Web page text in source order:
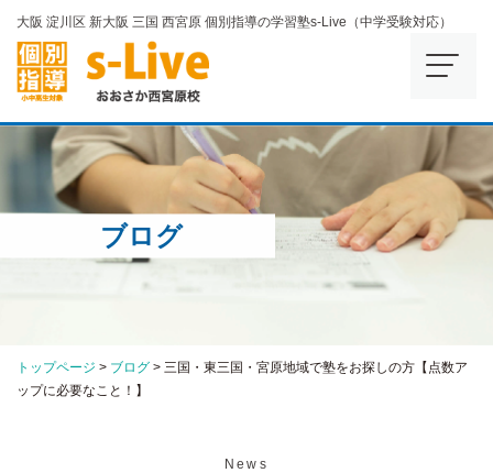
大阪 淀川区 新大阪 三国 西宮原 個別指導の学習塾s-Live（中学受験対応）
ブログ
トップページ > ブログ > 三国・東三国・宮原地域で塾をお探しの方【点数ア
ップに必要なこと！】
News